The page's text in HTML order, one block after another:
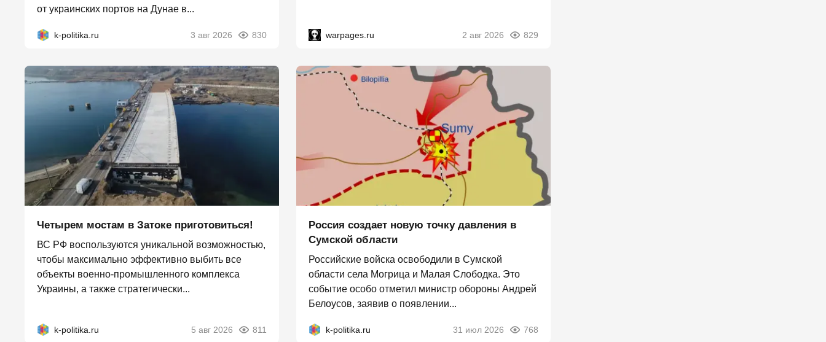
от украинских портов на Дунае в...
k-politika.ru 3 авг 2026 830 warpages.ru 2 авг 2026 829
Четырем мостам в Затоке приготовиться!
ВС РФ воспользуются уникальной возможностью,
чтобы максимально эффективно выбить все
объекты военно-промышленного комплекса
Украины, а также стратегически...
k-politika.ru 5 авг 2026 811
Россия создает новую точку давления в
Сумской области
Российские войска освободили в Сумской
области села Могрица и Малая Слободка. Это
событие особо отметил министр обороны Андрей
Белоусов, заявив о появлении...
k-politika.ru 31 июл 2026 768